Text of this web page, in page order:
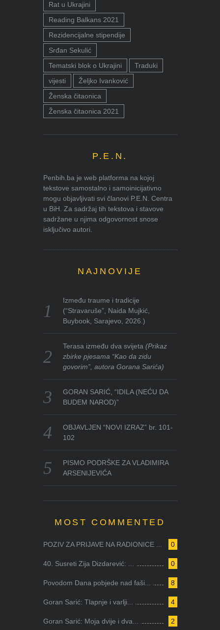
Rat u Ukrajini
Reading Balkans 2021
Rezidencijalne stipendije
Srđan Sekulić
Tematski blok o Ukrajini
Traduki
vijesti
Željko Ivanković
Ženska čitaonica
Ženska čitaonica 2021
P.E.N.
Penbih.ba je web platforma na kojoj
tekstove samostalno i samoinicijativno
mogu objavljivati svi članovi P.E.N. Centra
u BiH. Za sadržaj tih tekstova i stavove
sadržane u njima odgovornost snose
isključivo autori.
NAJNOVIJE
Između traume i tradicije
(“Stravaruše”, Naida Mujkić,
Buybook, Sarajevo, 2026.)
Terasa između dva svijeta(Prikaz
zbirke pjesama “Kao da zidu
govorim”, autora Gorana Sarića)
GORAN SARIĆ, “IDILA (NEĆU DA
BUDEM NAROD)”
OBJAVLJEN “NOVI IZRAZ” br. 101-
102
PISMO PODRŠKE ZA VLADIMIRA
ARSENIJEVIĆA
MOST COMMENTED
0
POZIV ZA PRIJAVE NA RADIONICE ...
0
40. Susreti Zija Dizdarević: ...
8
Povodom Dana pobjede nad faši...
4
Goran Sarić: Tlapnje i varlji...
2
Goran Sarić: Moja dvije i dva...